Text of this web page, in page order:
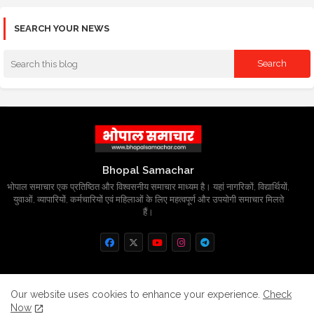
SEARCH YOUR NEWS
Bhopal Samachar
भोपाल समाचार एक प्रतिष्ठित और विश्वसनीय समाचार माध्यम है। यहां नागरिकों, विद्यार्थियों,
युवाओं, व्यापारियों, कर्मचारियों एवं महिलाओं के लिए महत्वपूर्ण और उपयोगी समाचार मिलते
हैं।
Home About Contact us
Privacy Policy
Our website uses cookies to enhance your experience. Check
Now